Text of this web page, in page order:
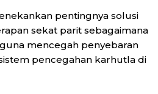
pentingnya solusi
sekat parit sebagaimana
mencegah penyebaran
pencegahan karhutla di